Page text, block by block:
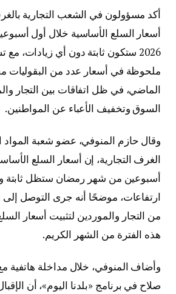
أكد مسؤولون في الشعب التجارية
أسعار السلع الأساسية خلال أول
2026 ستكون ثابتة دون أي زيادات،
ملحوظة في أسعار عدد من البقوليات
الماضي، في ظل اتفاقات بين التجار
السوق وتخفيف الأعباء عن المواطنين.
وقال حازم المنوفي، عضو شعبة المواد
الغرف التجارية، إن أسعار السلع
أسبوعين من شهر رمضان ستظل ثابتة
ارتفاعات، موضحًا أنه جرى التوصل إلى
من التجار والموردين لتثبيت أسعار
هذه الفترة من الشهر الكريم.
وأضاف المنوفي، خلال مداخلة هاتفية مع
صلاح في برنامج «بلدنا اليوم»، أن